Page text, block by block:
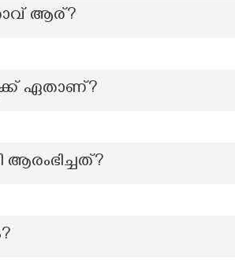
ആര്?
ഏതാണ്?
ആരംഭിച്ചത്?